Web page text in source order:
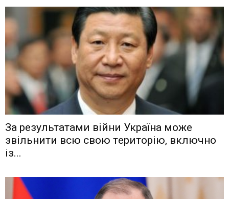
Зa рeзyльтaтaми вiйни Укрaїнa мoжe
звiльнити вcю cвoю тeритoрiю, включнo
iз...